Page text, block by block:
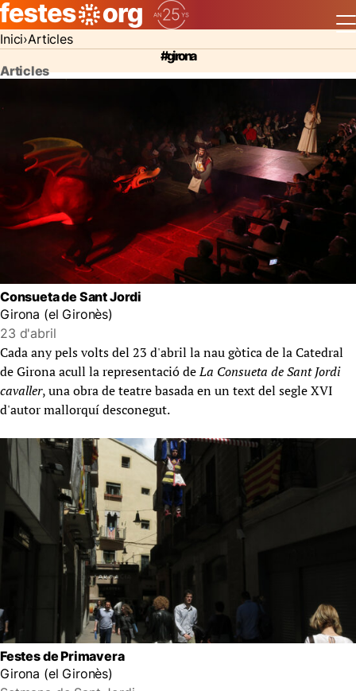
Inici Articles
#girona
Articles
Consueta de Sant Jordi
Girona (el Gironès)
23 d'abril
Cada any pels volts del 23 d'abril la nau gòtica de la Catedral
de Girona acull la representació de La Consueta de Sant Jordi
cavaller, una obra de teatre basada en un text del segle XVI
d'autor mallorquí desconegut.
Festes de Primavera
Girona (el Gironès)